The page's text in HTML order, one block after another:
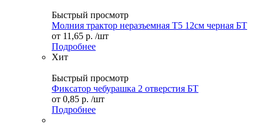
Быстрый просмотр
Молния трактор неразъемная Т5 12см черная БТ
от 11,65 р. /шт
Подробнее
Хит
Быстрый просмотр
Фиксатор чебурашка 2 отверстия БТ
от 0,85 р. /шт
Подробнее